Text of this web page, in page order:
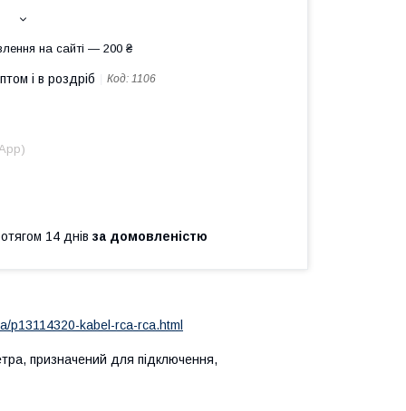
на сайті — 200 ₴
і в роздріб Код: 1106
14 днів за домовленістю
p13114320-kabel-rca-rca.html
призначений для підключення,